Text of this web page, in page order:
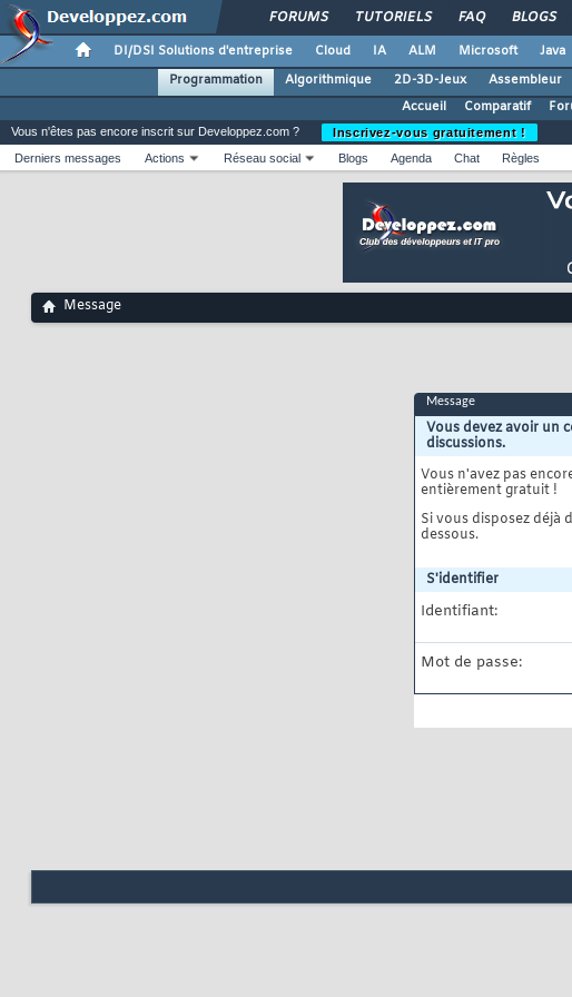
FORUMS TUTORIELS FAQ BLOGS
DI/DSI Solutions d'entreprise Cloud IA ALM Microsoft Java
Programmation
Algorithmique 2D-3D-Jeux Assembleur
Accueil
Comparatif
Vous n'êtes pas encore inscrit sur Developpez.com ?
Inscrivez-vous gratuitement !
Derniers messages
Actions Réseau social Blogs Agenda Chat Règles
Message
Message
Vous devez avoir un
discussions.
Vous n'avez pas
entièrement gratuit !
Si vous disposez déjà
dessous.
S'identifier
Identifiant:
Mot de passe: